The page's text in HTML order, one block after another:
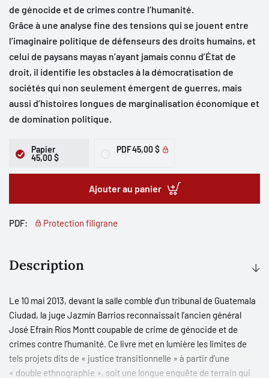
de génocide et de crimes contre l’humanité.
Grâce à une analyse fine des tensions qui se jouent entre
l’imaginaire politique de défenseurs des droits humains, et
celui de paysans mayas n’ayant jamais connu d’État de
droit, il identifie les obstacles à la démocratisation de
sociétés qui non seulement émergent de guerres, mais
aussi d’histoires longues de marginalisation économique et
de domination politique.
Papier
45,00 $
PDF45,00 $
Ajouter au panier
PDF: Protection filigrane
Description
Le 10 mai 2013, devant la salle comble d’un tribunal de Guatemala
Ciudad, la juge Jazmín Barrios reconnaissait l’ancien général
José Efraín Ríos Montt coupable de crime de génocide et de
crimes contre l’humanité. Ce livre met en lumière les limites de
tels projets dits de « justice transitionnelle » à partir d’une
« double ethnographie », soit une longue enquête de terrain qui